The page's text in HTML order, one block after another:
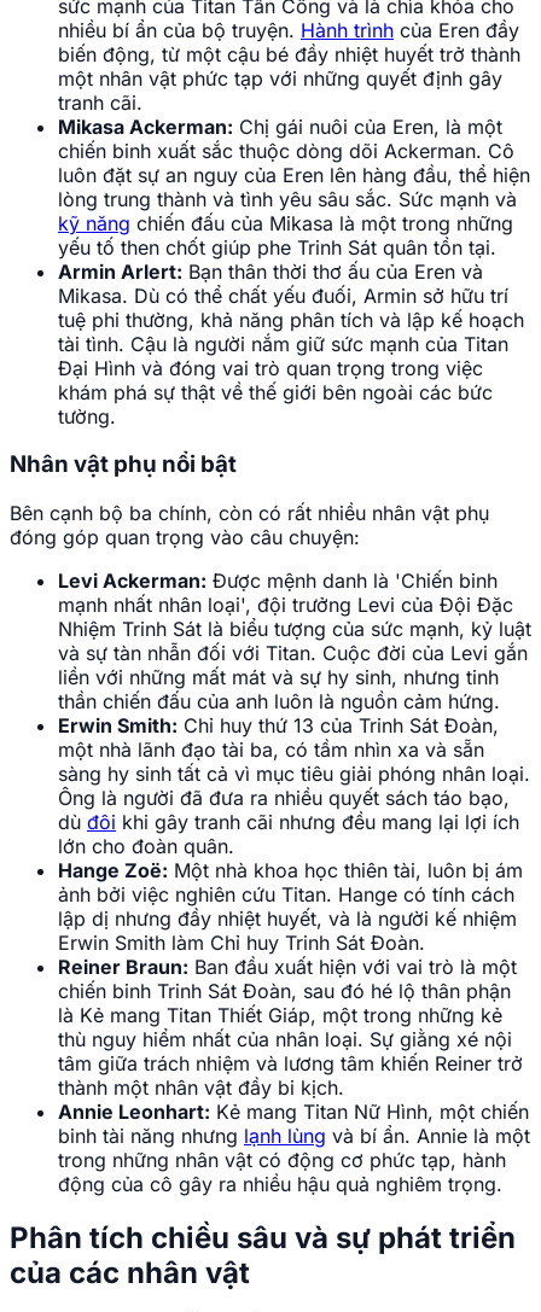
sức mạnh của Titan Tấn Công và là chìa khóa cho
nhiều bí ẩn của bộ truyện. Hành trình của Eren đầy
biến động, từ một cậu bé đầy nhiệt huyết trở thành
một nhân vật phức tạp với những quyết định gây
tranh cãi.
Mikasa Ackerman: Chị gái nuôi của Eren, là một
chiến binh xuất sắc thuộc dòng dõi Ackerman. Cô
luôn đặt sự an nguy của Eren lên hàng đầu, thể hiện
lòng trung thành và tình yêu sâu sắc. Sức mạnh và
kỹ năng chiến đấu của Mikasa là một trong những
yếu tố then chốt giúp phe Trinh Sát quân tồn tại.
Armin Arlert: Bạn thân thời thơ ấu của Eren và
Mikasa. Dù có thể chất yếu đuối, Armin sở hữu trí
tuệ phi thường, khả năng phân tích và lập kế hoạch
tài tình. Cậu là người nắm giữ sức mạnh của Titan
Đại Hình và đóng vai trò quan trọng trong việc
khám phá sự thật về thế giới bên ngoài các bức
tường.
Nhân vật phụ nổi bật
Bên cạnh bộ ba chính, còn có rất nhiều nhân vật phụ
đóng góp quan trọng vào câu chuyện:
Levi Ackerman: Được mệnh danh là 'Chiến binh
mạnh nhất nhân loại', đội trưởng Levi của Đội Đặc
Nhiệm Trinh Sát là biểu tượng của sức mạnh, kỷ luật
và sự tàn nhẫn đối với Titan. Cuộc đời của Levi gắn
liền với những mất mát và sự hy sinh, nhưng tinh
thần chiến đấu của anh luôn là nguồn cảm hứng.
Erwin Smith: Chỉ huy thứ 13 của Trinh Sát Đoàn,
một nhà lãnh đạo tài ba, có tầm nhìn xa và sẵn
sàng hy sinh tất cả vì mục tiêu giải phóng nhân loại.
Ông là người đã đưa ra nhiều quyết sách táo bạo,
dù đôi khi gây tranh cãi nhưng đều mang lại lợi ích
lớn cho đoàn quân.
Hange Zoë: Một nhà khoa học thiên tài, luôn bị ám
ảnh bởi việc nghiên cứu Titan. Hange có tính cách
lập dị nhưng đầy nhiệt huyết, và là người kế nhiệm
Erwin Smith làm Chỉ huy Trinh Sát Đoàn.
Reiner Braun: Ban đầu xuất hiện với vai trò là một
chiến binh Trinh Sát Đoàn, sau đó hé lộ thân phận
là Kẻ mang Titan Thiết Giáp, một trong những kẻ
thù nguy hiểm nhất của nhân loại. Sự giằng xé nội
tâm giữa trách nhiệm và lương tâm khiến Reiner trở
thành một nhân vật đầy bi kịch.
Annie Leonhart: Kẻ mang Titan Nữ Hình, một chiến
binh tài năng nhưng lạnh lùng và bí ẩn. Annie là một
trong những nhân vật có động cơ phức tạp, hành
động của cô gây ra nhiều hậu quả nghiêm trọng.
Phân tích chiều sâu và sự phát triển
của các nhân vật